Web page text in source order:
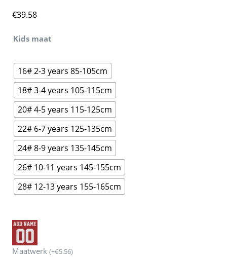
€39.58
Kids maat
16# 2-3 years 85-105cm
18# 3-4 years 105-115cm
20# 4-5 years 115-125cm
22# 6-7 years 125-135cm
24# 8-9 years 135-145cm
26# 10-11 years 145-155cm
28# 12-13 years 155-165cm
Maatwerk (+€5.56)